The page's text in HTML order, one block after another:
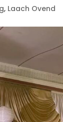
, Laach Ovend